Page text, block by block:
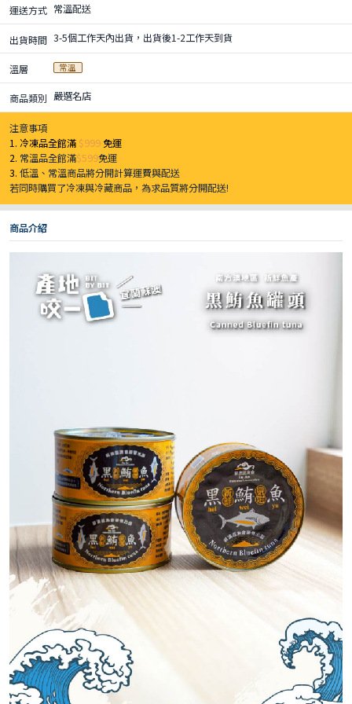
運送方式 常溫配送
出貨時間 3-5個工作天內出貨，出貨後1-2工作天到貨
溫層 常溫
商品類別 嚴選名店
注意事項
1. 冷凍品全館滿 $999免運
2. 常溫品全館滿$599免運
3.低溫、常溫商品將分開計算運費與配送
若同時購買了冷凍與冷藏商品，為求品質將分開配送!
商品介紹